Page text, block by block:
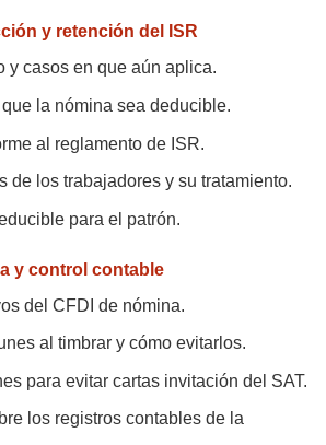
y retención del ISR
y casos en que aún aplica.
la nómina sea deducible.
al reglamento de ISR.
de los trabajadores y su tratamiento.
para el patrón.
y control contable
del CFDI de nómina.
al timbrar y cómo evitarlos.
para evitar cartas invitación del SAT.
los registros contables de la